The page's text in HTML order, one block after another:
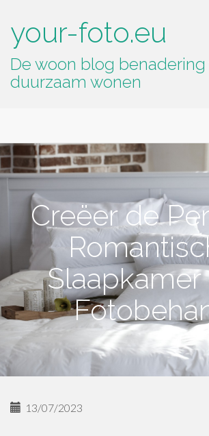
your-foto.eu
De woon blog benadering
duurzaam wonen
Menu
content
Creëer de
13/07/2023